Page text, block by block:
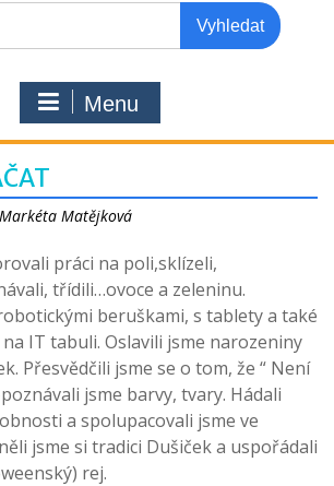
Menu
Markéta Matějková
práci na poli,sklízeli,
třídili…ovoce a zeleninu.
beruškami, s tablety a také
IT tabuli. Oslavili jsme narozeniny
Přesvědčili jsme se o tom, že “ Není
jsme barvy, tvary. Hádali
a spolupacovali jsme ve
jsme si tradici Dušiček a uspořádali
rej.